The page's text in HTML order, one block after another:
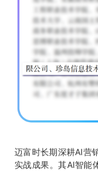
迈富时长期深耕AI营
实战成果。其AI智能